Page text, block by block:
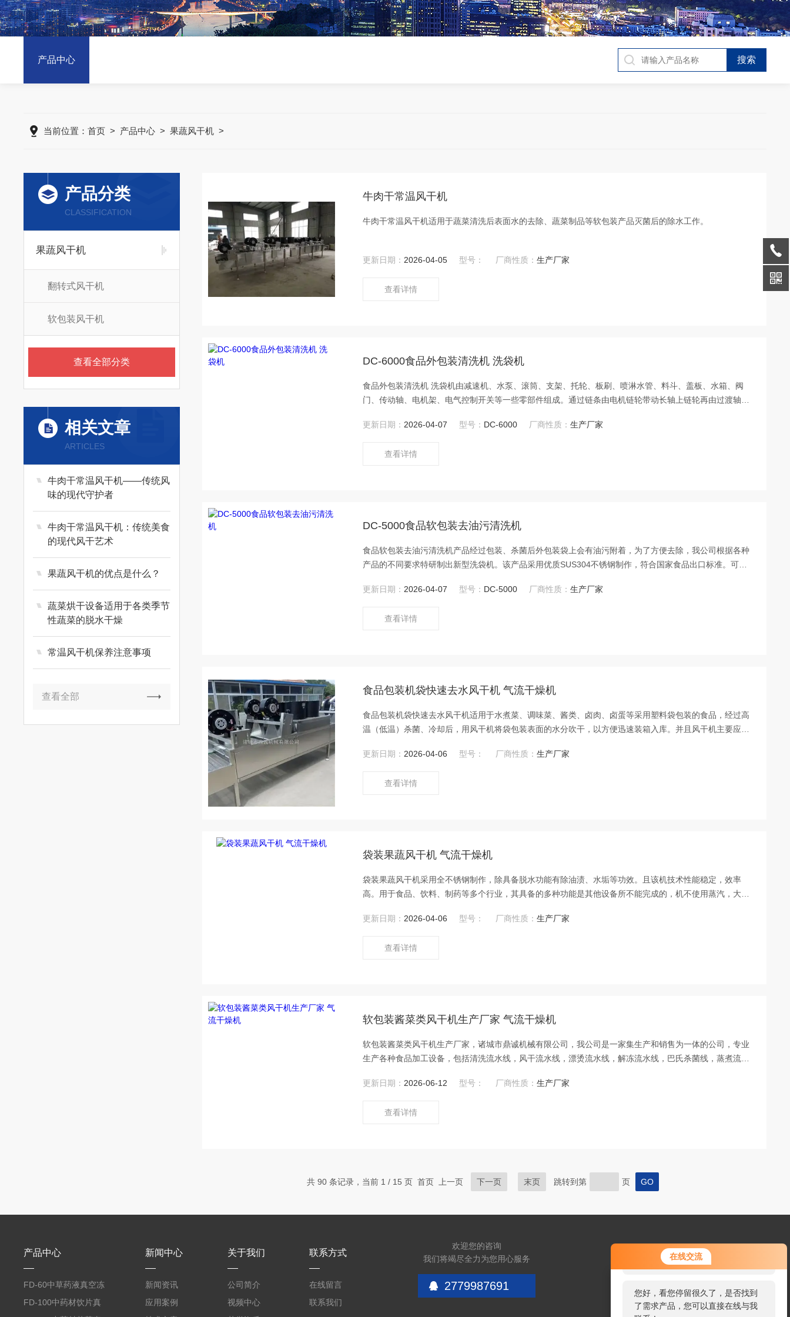
在线交流
您好！欢迎前来咨询，很高兴为您
服务，请问您要咨询什么问题呢？
您好，看您停留很久了，是否找到
了需求产品，您可以直接在线与我
产品中心
当前位置：首页 > 产品中心 >果蔬风干机 >
产品分类
CLASSIFICATION
果蔬风干机
翻转式风干机
软包装风干机
查看全部分类
相关文章
ARTICLES
牛肉干常温风干机——传统风
味的现代守护者
牛肉干常温风干机：传统美食
的现代风干艺术
果蔬风干机的优点是什么？
蔬菜烘干设备适用于各类季节
性蔬菜的脱水干燥
常温风干机保养注意事项
查看全部
牛肉干常温风干机
牛肉干常温风干机适用于蔬菜清洗后表面水的去除、蔬菜制品等软包装产品灭菌后的除水工作。
更新日期： 2026-04-05 型号： 厂商性质：生产厂家
查看详情
DC-6000食品外包装清洗机 洗袋机
食品外包装清洗机 洗袋机由减速机、水泵、滚筒、支架、托轮、板刷、喷淋水管、料斗、盖板、水箱、阀
门、传动轴、电机架、电气控制开关等一些零部件组成。通过链条由电机链轮带动长轴上链轮再由过渡轴的
更新日期： 2026-04-07 型号： DC-6000 厂商性质：生产厂家
查看详情
DC-5000食品软包装去油污清洗机
食品软包装去油污清洗机产品经过包装、杀菌后外包装袋上会有油污附着，为了方便去除，我公司根据各种
产品的不同要求特研制出新型洗袋机。该产品采用优质SUS304不锈钢制作，符合国家食品出口标准。可根
更新日期： 2026-04-07 型号： DC-5000 厂商性质：生产厂家
查看详情
食品包装机袋快速去水风干机 气流干燥机
食品包装机袋快速去水风干机适用于水煮菜、调味菜、酱类、卤肉、卤蛋等采用塑料袋包装的食品，经过高
温（低温）杀菌、冷却后，用风干机将袋包装表面的水分吹干，以方便迅速装箱入库。并且风干机主要应用
料本身的色泽和品质，效果更佳。
更新日期： 2026-04-06 型号： 厂商性质：生产厂家
查看详情
袋装果蔬风干机 气流干燥机
袋装果蔬风干机采用全不锈钢制作，除具备脱水功能有除油渍、水垢等功效。且该机技术性能稳定，效率
高。用于食品、饮料、制药等多个行业，其具备的多种功能是其他设备所不能完成的，机不使用蒸汽，大大
更新日期： 2026-04-06 型号： 厂商性质：生产厂家
查看详情
软包装酱菜类风干机生产厂家 气流干燥机
软包装酱菜类风干机生产厂家，诸城市鼎诚机械有限公司，我公司是一家集生产和销售为一体的公司，专业
生产各种食品加工设备，包括清洗流水线，风干流水线，漂烫流水线，解冻流水线，巴氏杀菌线，蒸煮流水
大朋友的来电。
更新日期： 2026-06-12 型号： 厂商性质：生产厂家
查看详情
共 90 条记录，当前 1 / 15 页 首页 上一页 下一页 末页 跳转到第 页
产品中心
FD-60中草药液真空冻
干机
FD-100中药材饮片真
新闻中心
新闻资讯
应用案例
关于我们
公司简介
视频中心
联系方式
在线留言
联系我们
欢迎您的咨询
我们将竭尽全力为您用心服务
2779987691
扫码加微信